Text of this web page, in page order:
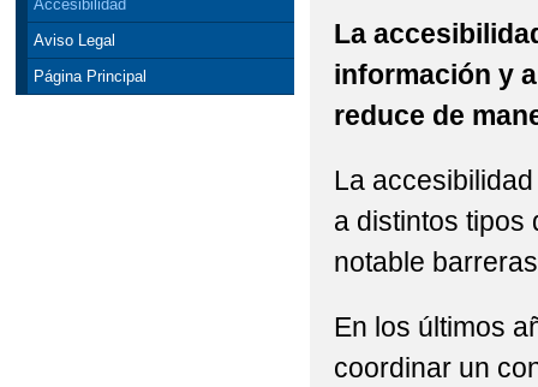
Accesibilidad
Aviso Legal
Página Principal
La
información y
reduce de
La
a distintos tipos
notable
En los últimos
coordinar un